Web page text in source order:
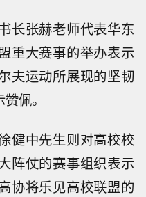
长张赫老师代表华东
重大赛事的举办表示
夫运动所展现的坚韧
佩。
健中先生则对高校校
阵仗的赛事组织表示
协将乐见高校联盟的